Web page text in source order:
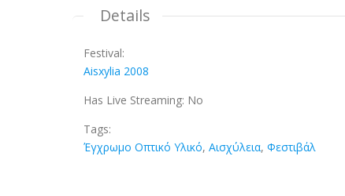
Details
Festival:
Aisxylia 2008
Has Live Streaming: No
Tags:
Έγχρωμο Οπτικό Υλικό, Αισχύλεια, Φεστιβάλ